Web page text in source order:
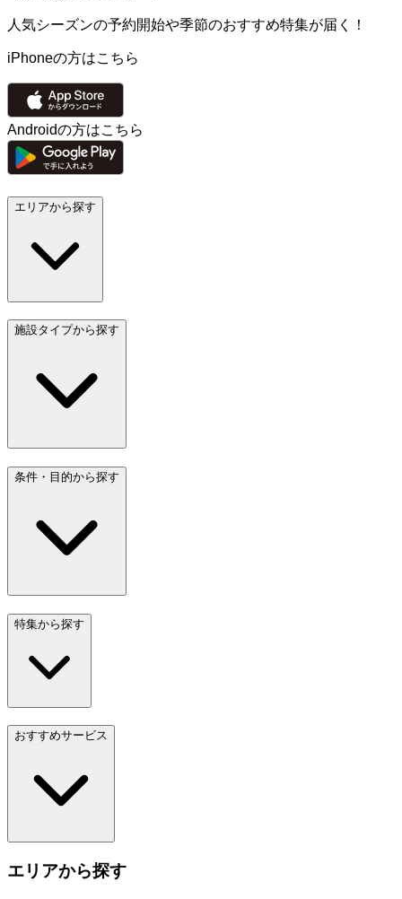
人気シーズンの予約開始や季節のおすすめ特集が届く！
iPhoneの方はこちら
Androidの方はこちら
エリアから探す
施設タイプから探す
条件・目的から探す
特集から探す
おすすめサービス
エリアから探す